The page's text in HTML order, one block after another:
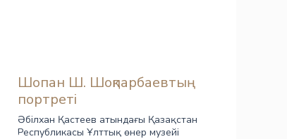
Шопан Ш. Шоқпарбаевтың
портреті
Әбілхан Қастеев атындағы Қазақстан
Республикасы Ұлттық өнер музейі